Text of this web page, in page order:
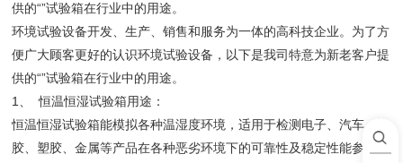
供的“”试验箱在行业中的用途。
环境试验设备开发、生产、销售和服务为一体的高科技企业。为了方
便广大顾客更好的认识环境试验设备，以下是我司特意为新老客户提
供的“”试验箱在行业中的用途。
1、 恒温恒湿试验箱用途：
恒温恒湿试验箱能模拟各种温湿度环境，适用于检测电子、汽车、橡
胶、塑胶、金属等产品在各种恶劣环境下的可靠性及稳定性能参数，